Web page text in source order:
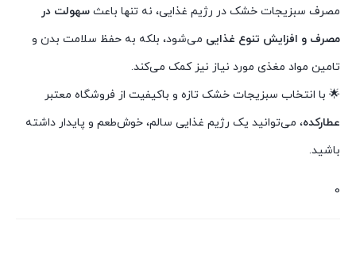
مصرف سبزیجات خشک در رژیم غذایی، نه تنها باعث سهولت در
مصرف و افزایش تنوع غذایی می‌شود، بلکه به حفظ سلامت بدن و
تامین مواد مغذی مورد نیاز نیز کمک می‌کند.
🌟 با انتخاب سبزیجات خشک تازه و باکیفیت از فروشگاه معتبر
عطارکده، می‌توانید یک رژیم غذایی سالم، خوش‌طعم و پایدار داشته
باشید.
0